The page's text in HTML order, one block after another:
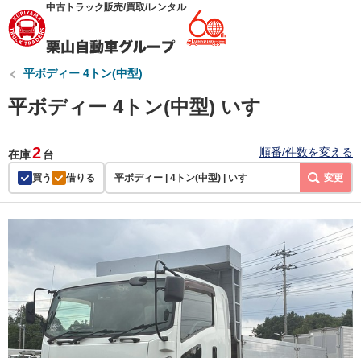
中古トラック販売/買取/レンタル
平ボディー 4トン(中型)
平ボディー 4トン(中型) いすゞ
在庫2台 順番/件数を変える
買う 借りる 平ボディー | 4トン(中型) | いすゞ 変更